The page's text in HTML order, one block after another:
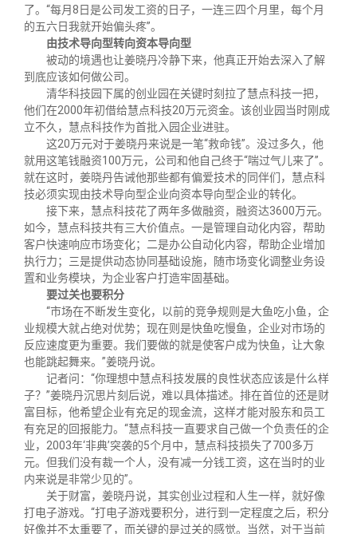
了。“每月8 日是公司发工资的日子，一连三四个月里，每个月
的五六日我就开始偏头疼”。
由技术导向型转向资本导向型
被动的境遇也让姜晓丹冷静下来，他真正开始去深入了解
到底应该如何做公司。
清华科技园下属的创业园在关键时刻拉了慧点科技一把，
他们在2000年初借给慧点科技20万元资金。该创业园当时刚成
立不久，慧点科技作为首批入园企业进驻。
这20万元对于姜晓丹来说是一笔“救命钱”。没过多久，他
就用这笔钱融资100万元，公司和他自己终于“喘过气儿来了”。
就在这时，姜晓丹告诫他那些都有偏爱技术的同伴们，慧点科
技必须实现由技术导向型企业向资本导向型企业的转化。
接下来，慧点科技花了两年多做融资，融资达3600万元。
如今，慧点科技共有三大价值点。一是管理自动化内容，帮助
客户快速响应市场变化；二是办公自动化内容，帮助企业增加
执行力；三是提供动态协同基础设施，随市场变化调整业务设
置和业务模块，为企业客户打造牢固基础。
要过关也要积分
“市场在不断发生变化，以前的竞争规则是大鱼吃小鱼，企
业规模大就占绝对优势；现在则是快鱼吃慢鱼，企业对市场的
反应速度更为重要。我们要做的就是使客户成为快鱼，让大象
也能跳起舞来。”姜晓丹说。
记者问：“你理想中慧点科技发展的良性状态应该是什么样
子？”姜晓丹沉思片刻后说，难以具体描述。排在首位的还是财
富目标，他希望企业有充足的现金流，这样才能对股东和员工
有充足的回报能力。“慧点科技一直要求自己做一个负责任的企
业， 2003年‘非典’突袭的5个月中，慧点科技损失了700多万
元。但我们没有裁一个人，没有减一分钱工资，这在当时的业
内来说是非常少见的”。
关于财富，姜晓丹说，其实创业过程和人生一样，就好像
打电子游戏。“打电子游戏要积分，进行到一定程度之后，积分
好像并不太重要了，而关键的是过关的感觉。当然，对于当前